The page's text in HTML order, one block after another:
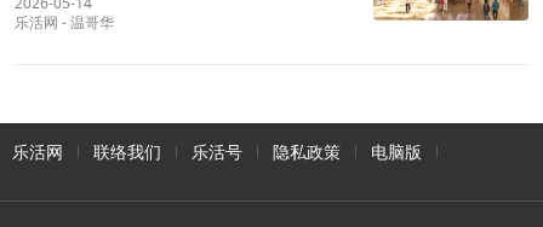
乐活网 -温哥华
乐活网 联络我们 乐活号 隐私政策 电脑版